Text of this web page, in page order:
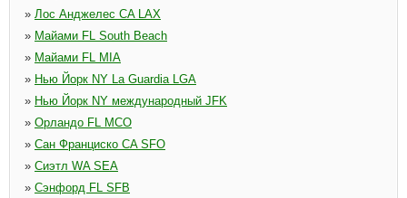
» Лос Анджелес CA LAX
» Майами FL South Beach
» Майами FL MIA
» Нью Йорк NY La Guardia LGA
» Нью Йорк NY международный JFK
» Орландо FL MCO
» Сан Франциско CA SFO
» Сиэтл WA SEA
» Сэнфорд FL SFB